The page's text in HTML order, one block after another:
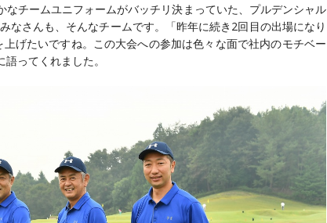
チームユニフォームがバッチリ決まっていた、プルデンシャル
なさんも、そんなチームです。「昨年に続き2回目の出場になり
げたいですね。この大会への参加は色々な面で社内のモチベー
ってくれました。